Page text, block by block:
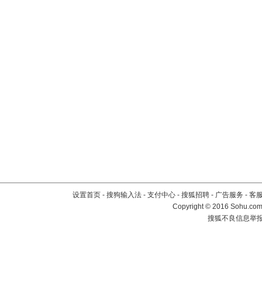
设置首页 - 搜狗输入法 - 支付中心 - 搜狐招聘 - 广告服务 - 客
Copyright©2016
搜狐不良信息举